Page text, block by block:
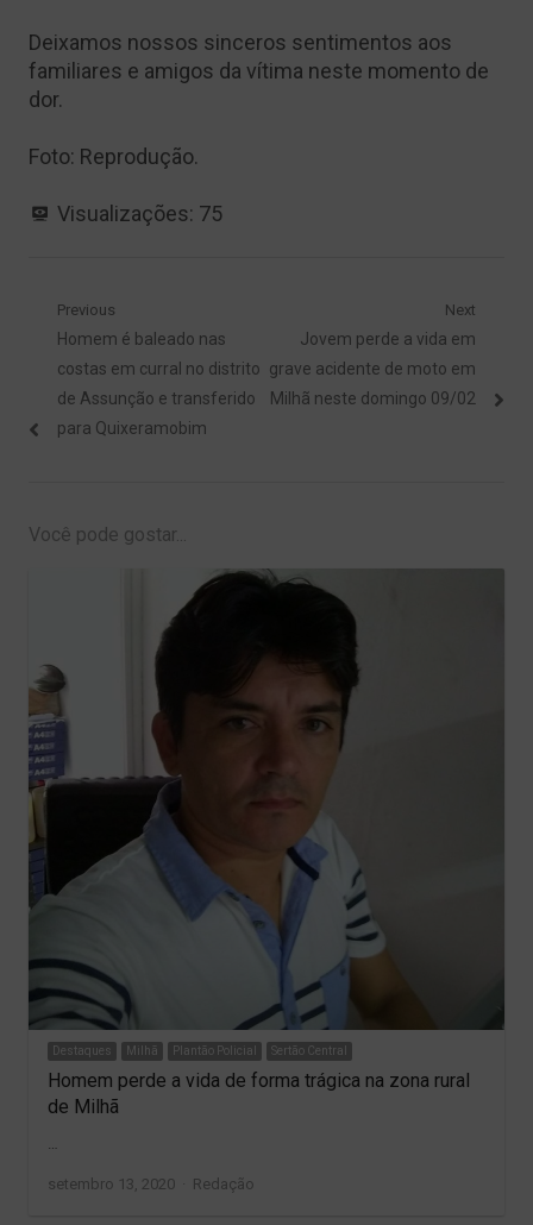
Deixamos nossos sinceros sentimentos aos
familiares e amigos da vítima neste momento de
dor.
Foto: Reprodução.
Visualizações: 75
Navegação
de
Post
Previous
Previous
post:
Homem é baleado nas
costas em curral no distrito
de Assunção e transferido
para Quixeramobim
Next
Next
post:
Jovem perde a vida em
grave acidente de moto em
Milhã neste domingo 09/02
Você pode gostar...
Destaques Milhã Plantão Policial Sertão Central
Homem perde a vida de forma trágica na zona rural
de Milhã
setembro 13, 2020 Author
Redação